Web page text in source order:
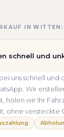
IN WITTEN:
schnell und
uns schnell
Wir
holen wir Ihr
ohne versteckte